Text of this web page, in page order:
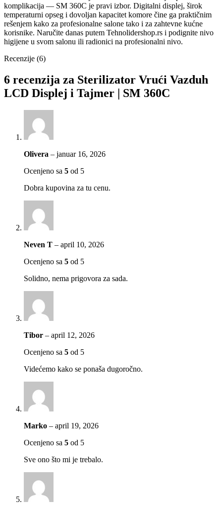
komplikacija — SM 360C je pravi izbor. Digitalni displej, širok
temperaturni opseg i dovoljan kapacitet komore čine ga praktičnim
rešenjem kako za profesionalne salone tako i za zahtevne kućne
korisnike. Naručite danas putem Tehnolidershop.rs i podignite nivo
higijene u svom salonu ili radionici na profesionalni nivo.
Recenzije (6)
6 recenzija za Sterilizator Vrući Vazduh
LCD Displej i Tajmer | SM 360C
Olivera – januar 16, 2026
Ocenjeno sa 5 od 5
Dobra kupovina za tu cenu.
Neven T – april 10, 2026
Ocenjeno sa 5 od 5
Solidno, nema prigovora za sada.
Tibor – april 12, 2026
Ocenjeno sa 5 od 5
Videćemo kako se ponaša dugoročno.
Marko – april 19, 2026
Ocenjeno sa 5 od 5
Sve ono što mi je trebalo.